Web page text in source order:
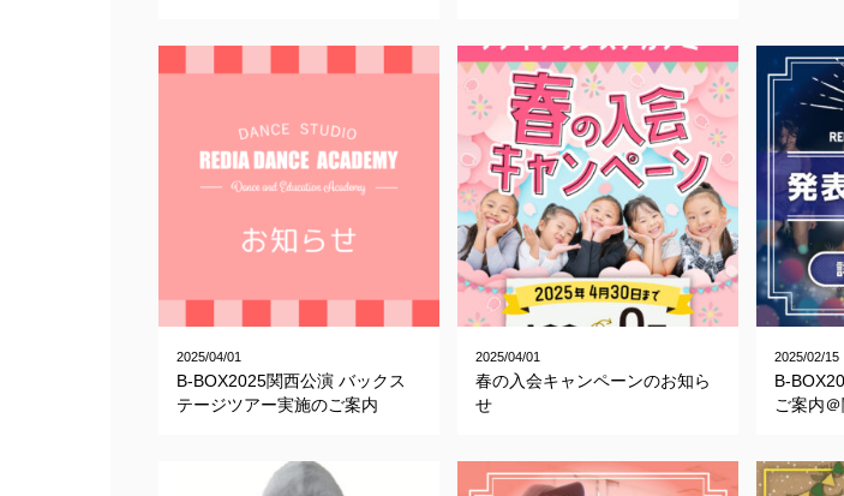
2025/04/01
B-BOX2025関西公演 バックス
テージツアー実施のご案内
2025/04/01
春の入会キャンペーンのお知ら
せ
2025/02/15
B-
ご案内